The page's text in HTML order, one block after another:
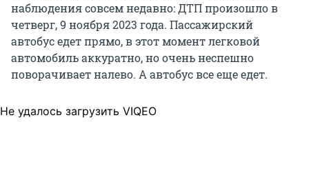
наблюдения совсем недавно: ДТП произошло в
четверг, 9 ноября 2023 года. Пассажирский
автобус едет прямо, в этот момент легковой
автомобиль аккуратно, но очень неспешно
поворачивает налево. А автобус все еще едет.
Не удалось загрузить VIQEO